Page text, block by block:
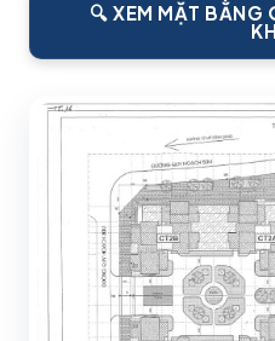
🔍 XEM MẶT BẰNG